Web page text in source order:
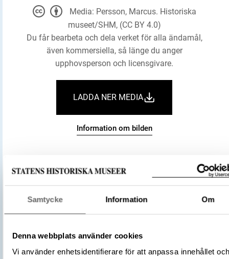
Samtycke Information Om
Denna webbplats använder cookies
Vi använder enhetsidentifierare för att anpassa innehållet och
Museum
Religion och kult
Media: Persson, Marcus. Historiska
museet/SHM, (CC BY 4.0)
Du får bearbeta och dela verket för alla ändamål,
även kommersiella, så länge du anger
upphovsperson och licensgivare.
LADDA NER MEDIA
Information om bilden